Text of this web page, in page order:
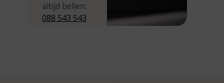
altijd bellen:
088 543 543